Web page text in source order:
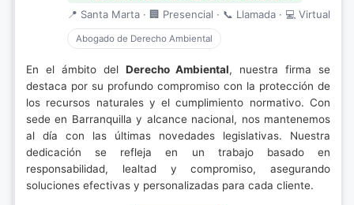
📍 Santa Marta · 🏢 Presencial · 📞 Llamada · 💻 Virtual
Abogado de Derecho Ambiental
En el ámbito del Derecho Ambiental, nuestra firma se
destaca por su profundo compromiso con la protección de
los recursos naturales y el cumplimiento normativo. Con
sede en Barranquilla y alcance nacional, nos mantenemos
al día con las últimas novedades legislativas. Nuestra
dedicación se refleja en un trabajo basado en
responsabilidad, lealtad y compromiso, asegurando
soluciones efectivas y personalizadas para cada cliente.